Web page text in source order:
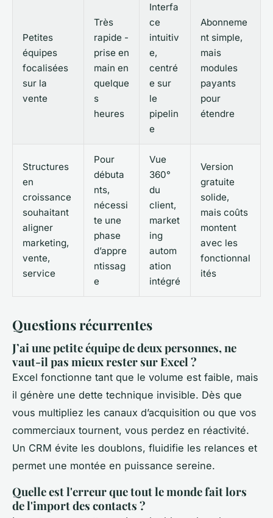
Petites
équipes
focalisées
sur la
vente
Très
rapide -
prise en
main en
quelque
s
heures
Interfa
ce
intuitiv
e,
centré
e sur
le
pipelin
e
Abonneme
nt simple,
mais
modules
payants
pour
étendre
Structures
en
croissance
souhaitant
aligner
marketing,
vente,
service
Pour
débuta
nts,
nécessi
te une
phase
d’appre
ntissag
e
Vue
360°
du
client,
market
ing
autom
ation
intégré
Version
gratuite
solide,
mais coûts
montent
avec les
fonctionnal
ités
Questions récurrentes
J’ai une petite équipe de deux personnes, ne
vaut-il pas mieux rester sur Excel ?
Excel fonctionne tant que le volume est faible, mais
il génère une dette technique invisible. Dès que
vous multipliez les canaux d’acquisition ou que vos
commerciaux tournent, vous perdez en réactivité.
Un CRM évite les doublons, fluidifie les relances et
permet une montée en puissance sereine.
Quelle est l'erreur que tout le monde fait lors
de l'import des contacts ?